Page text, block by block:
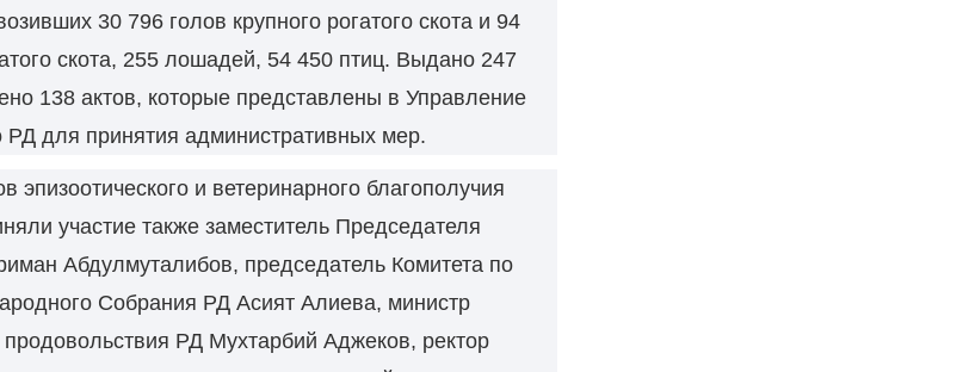
30 796 голов крупного рогатого скота и 94
скота, 255 лошадей, 54 450 птиц. Выдано 247
138 актов, которые представлены в Управление
РД для принятия административных мер.
эпизоотического и ветеринарного благополучия
участие также заместитель Председателя
Абдулмуталибов, председатель Комитета по
Собрания РД Асият Алиева, министр
продовольствия РД Мухтарбий Аджеков, ректор